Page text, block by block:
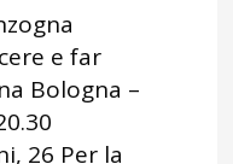
e far
Bologna –
26 Per la